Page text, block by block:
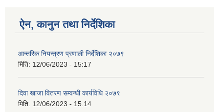
ऐन, कानुन तथा निर्देशिका
आन्तरिक नियन्त्रण प्रणाली निर्देशिका २०७९
मिति: 12/06/2023 - 15:17
दिवा खाजा वितरण सम्वन्धी कार्यविधि २०७९
मिति: 12/06/2023 - 15:14